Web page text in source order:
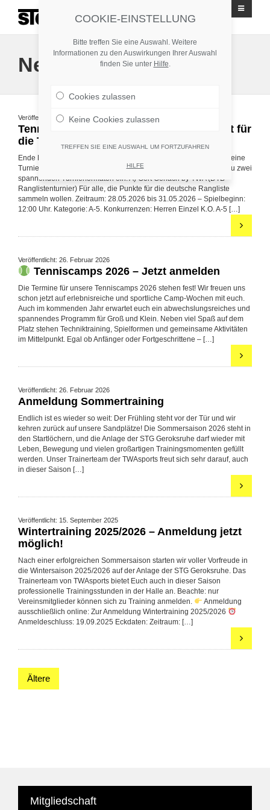
News
Veröffentlicht: 14. Mai 2026
Tennis-Highlight an der Geroksruhe: Jetzt für
die TWA-Turniere anmelden!
Ende Mai verwandelt sich unsere Anlage der STG Geroksruhe in eine
Turnier-Arena. Gemeinsam mit der Tennisschule TWA laden wir zu zwei
spannenden Turnierformaten ein: A) Gert Gerlach by TWA (DTB-
Ranglistenturnier) Für alle, die Punkte für die deutsche Rangliste
sammeln wollen. Zeitraum: 28.05.2026 bis 31.05.2026 – Spielbeginn:
12:00 Uhr. Kategorie: A-5. Konkurrenzen: Herren Einzel K.O. A-5 […]
Veröffentlicht: 26. Februar 2026
Tenniscamps 2026 – Jetzt anmelden
Die Termine für unsere Tenniscamps 2026 stehen fest! Wir freuen uns
schon jetzt auf erlebnisreiche und sportliche Camp-Wochen mit euch.
Auch im kommenden Jahr erwartet euch ein abwechslungsreiches und
spannendes Programm für Groß und Klein. Neben viel Spaß auf dem
Platz stehen Techniktraining, Spielformen und gemeinsame Aktivitäten
im Mittelpunkt. Egal ob Anfänger oder Fortgeschrittene – […]
Veröffentlicht: 26. Februar 2026
Anmeldung Sommertraining
Endlich ist es wieder so weit: Der Frühling steht vor der Tür und wir
kehren zurück auf unsere Sandplätze! Die Sommersaison 2026 steht in
den Startlöchern, und die Anlage der STG Geroksruhe darf wieder mit
Leben, Bewegung und vielen großartigen Trainingsmomenten gefüllt
werden. Unser Trainerteam der TWAsports freut sich sehr darauf, auch
in dieser Saison […]
Veröffentlicht: 15. September 2025
Wintertraining 2025/2026 – Anmeldung jetzt
möglich!
Nach einer erfolgreichen Sommersaison starten wir voller Vorfreude in
die Wintersaison 2025/2026 auf der Anlage der STG Geroksruhe. Das
Trainerteam von TWAsports bietet Euch auch in dieser Saison
professionelle Trainingsstunden in der Halle an. Beachte: nur
Vereinsmitglieder können sich zu Training anmelden.
Anmeldung
ausschließlich online: Zur Anmeldung Wintertraining 2025/2026
Anmeldeschluss: 19.09.2025 Eckdaten: Zeitraum: […]
Ältere
Mitgliedschaft
COOKIE-EINSTELLUNG
Bitte treffen Sie eine Auswahl. Weitere
Informationen zu den Auswirkungen Ihrer Auswahl
finden Sie unter Hilfe.
Cookies zulassen
Keine Cookies zulassen
TREFFEN SIE EINE AUSWAHL UM FORTZUFAHREN
HILFE